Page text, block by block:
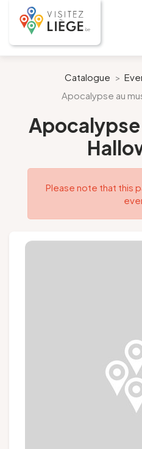
Like a citizen of Liège
Prepare my stay
Our suggestions
Catalogue >
Apocalypse au
Apocalypse
Please note that this